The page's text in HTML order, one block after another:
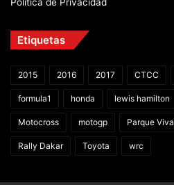
Etiquetas
2015 2016 2017 CTCC
formula1 honda lewis hamilton
Motocross motogp Parque Viva
Rally Dakar Toyota wrc